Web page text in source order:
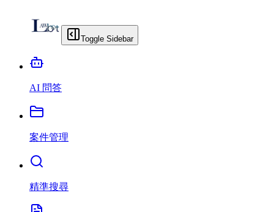
Toggle Sidebar
AI 問答
案件管理
精準搜尋